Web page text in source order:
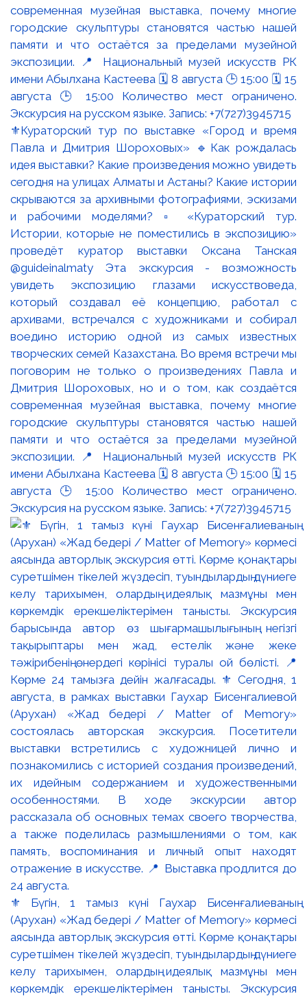
⚜️Кураторский тур по выставке «Город и время
Павла и Дмитрия Шороховых» 🔹Как рождалась
идея выставки? Какие произведения можно увидеть
сегодня на улицах Алматы и Астаны? Какие истории
скрываются за архивными фотографиями, эскизами
и рабочими моделями? ▫️ «Кураторский тур.
Истории, которые не поместились в экспозицию»
проведёт куратор выставки Оксана Танская
@guideinalmaty Эта экскурсия - возможность
увидеть экспозицию глазами искусствоведа,
который создавал её концепцию, работал с
архивами, встречался с художниками и собирал
воедино историю одной из самых известных
творческих семей Казахстана. Во время встречи мы
поговорим не только о произведениях Павла и
Дмитрия Шороховых, но и о том, как создаётся
современная музейная выставка, почему многие
городские скульптуры становятся частью нашей
памяти и что остаётся за пределами музейной
экспозиции. 📍 Национальный музей искусств РК
имени Абылхана Кастеева 🗓 8 августа 🕒 15:00 🗓 15
августа 🕒 15:00 Количество мест ограничено.
Экскурсия на русском языке. Запись: +7(727)3945715
⚜️ Бүгін, 1 тамыз күні Гаухар Бисенғалиеваның
(Арухан) «Жад бедері / Matter of Memory» көрмесі
аясында авторлық экскурсия өтті. Көрме қонақтары
суретшімен тікелей жүздесіп, туындылардың дүниеге
келу тарихымен, олардың идеялық мазмұны мен
көркемдік ерекшеліктерімен танысты. Экскурсия